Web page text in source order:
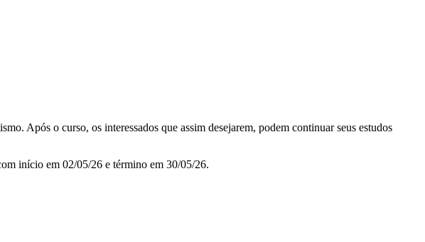
Após o curso, os interessados que assim desejarem, podem continuar seus estudos
início em 02/05/26 e término em 30/05/26.